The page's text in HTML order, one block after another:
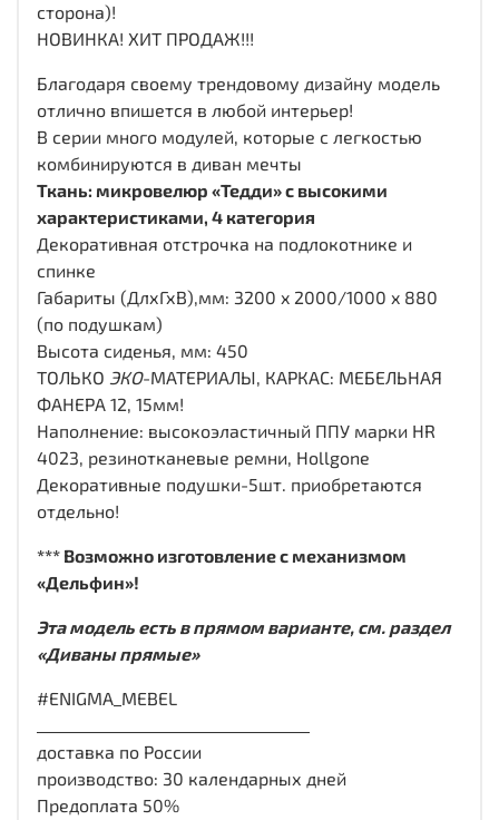
сторона)!
НОВИНКА! ХИТ ПРОДАЖ!!!
Благодаря своему трендовому дизайну модель
отлично впишется в любой интерьер!
В серии много модулей, которые с легкостью
комбинируются в диван мечты
Ткань: микровелюр «Тедди» с высокими
характеристиками, 4 категория
Декоративная отстрочка на подлокотнике и
спинке
Габариты (ДлхГхВ),мм: 3200 x 2000/1000 x 880
(по подушкам)
Высота сиденья, мм: 450
ТОЛЬКО ЭКО-МАТЕРИАЛЫ, КАРКАС: МЕБЕЛЬНАЯ
ФАНЕРА 12, 15мм!
Наполнение: высокоэластичный ППУ марки HR
4023, резинотканевые ремни, Hollgone
Декоративные подушки-5шт. приобретаются
отдельно!
*** Возможно изготовление с механизмом
«Дельфин»!
Эта модель есть в прямом варианте, см. раздел
«Диваны прямые»
#ENIGMA_MEBEL
доставка по России
производство: 30 календарных дней
Предоплата 50%